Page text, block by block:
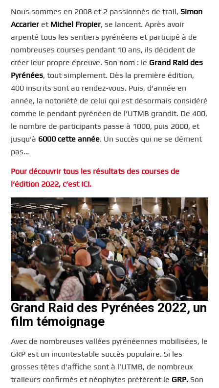
Nous sommes en 2008 et 2 passionnés de trail, Simon
Accarier et Michel Fropier, se lancent. Après avoir
arpenté tous les sentiers pyrénéens et participé à de
nombreuses courses pendant 10 ans, ils décident de
créer leur propre épreuve. Son nom : le Grand Raid des
Pyrénées, tout simplement. Dès la première édition,
400 inscrits sont au rendez-vous. Puis, d’année en
année, la notoriété de celui qui est désormais considéré
comme le pendant pyrénéen de l’UTMB grandit. De 400,
le nombre de participants passe à 1000, puis 2000, et
jusqu’à 6000 cette année. Un succès qui ne se dément
pas…
Pour découvrir tous les résultats des courses de
l’édition 2022, c’est ICI.
Grand Raid des Pyrénées 2022, un
film témoignage
Avec de nombreuses vallées pyrénéennes mobilisées, le
GRP est un incontestable succès populaire. Si les
grosses têtes d’affiche sont à l’UTMB, de nombreux
traileurs confirmés et néophytes préfèrent le GRP. Son